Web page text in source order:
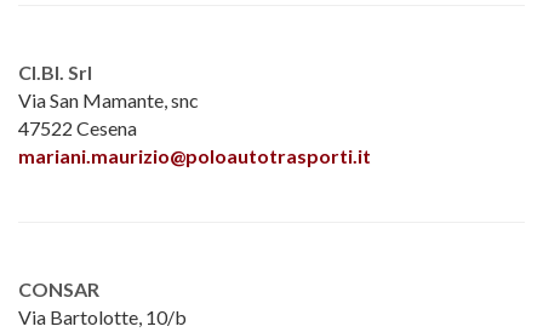
CI.BI. Srl
Via San Mamante, snc
47522 Cesena
mariani.maurizio@poloautotrasporti.it
CONSAR
Via Bartolotte, 10/b